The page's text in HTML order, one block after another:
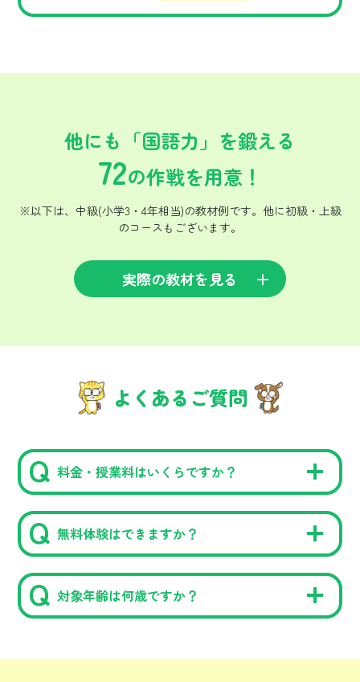
他にも「国語力」を鍛える
72の作戦を用意！
※以下は、中級(小学3・4年相当)の教材例です。他に初級・上級
のコースもございます。
実際の教材を見る
よくあるご質問
料金・授業料はいくらですか？
無料体験はできますか？
対象年齢は何歳ですか？